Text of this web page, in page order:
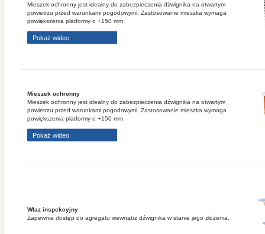
Mieszek ochronny jest idealny do zabezpieczenia dźwignika na otwartym
powietrzu przed warunkami pogodowymi. Zastosowanie mieszka wymaga
powiększenia platformy o +150 mm.
Pokaż wideo
Mieszek ochronny
Mieszek ochronny jest idealny do zabezpieczenia dźwignika na otwartym
powietrzu przed warunkami pogodowymi. Zastosowanie mieszka wymaga
powiększenia platformy o +150 mm.
Pokaż wideo
Właz inspekcyjny
Zapewnia dostęp do agregatu wewnątrz dźwignika w stanie jego złożenia.